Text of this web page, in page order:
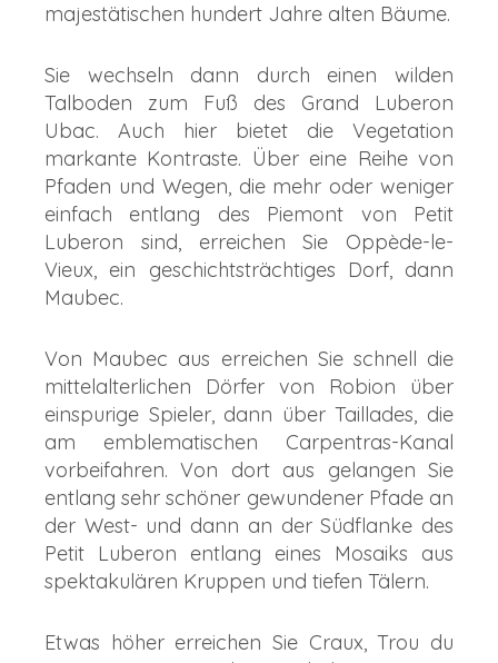
majestätischen hundert Jahre alten Bäume.
Sie wechseln dann durch einen wilden
Talboden zum Fuß des Grand Luberon
Ubac. Auch hier bietet die Vegetation
markante Kontraste. Über eine Reihe von
Pfaden und Wegen, die mehr oder weniger
einfach entlang des Piemont von Petit
Luberon sind, erreichen Sie Oppède-le-
Vieux, ein geschichtsträchtiges Dorf, dann
Maubec.
Von Maubec aus erreichen Sie schnell die
mittelalterlichen Dörfer von Robion über
einspurige Spieler, dann über Taillades, die
am emblematischen Carpentras-Kanal
vorbeifahren. Von dort aus gelangen Sie
entlang sehr schöner gewundener Pfade an
der West- und dann an der Südflanke des
Petit Luberon entlang eines Mosaiks aus
spektakulären Kruppen und tiefen Tälern.
Etwas höher erreichen Sie Craux, Trou du